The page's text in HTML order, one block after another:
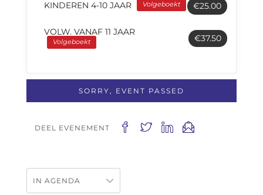
€25.00
KINDEREN 4-10 JAAR Volgeboekt
€37.50
VOLW. VANAF 11 JAAR
Volgeboekt
SORRY, EVENT PASSED
DEEL EVENEMENT
IN AGENDA